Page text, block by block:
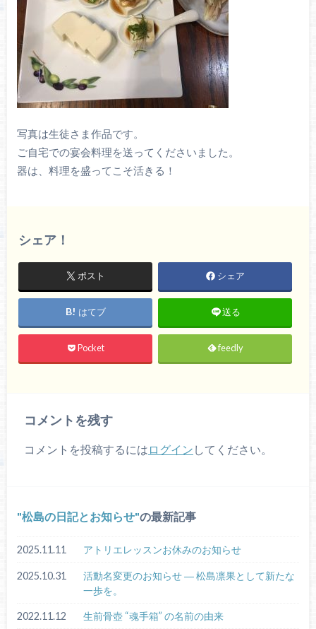
写真は生徒さま作品です。
ご自宅での宴会料理を送ってくださいました。
器は、料理を盛ってこそ活きる！
シェア！
ポスト シェア
はてブ 送る
Pocket feedly
コメントを残す
コメントを投稿するには ログイン してください。
松島の日記とお知らせ の最新記事
2025.11.11 アトリエレッスンお休みのお知らせ
2025.10.31
活動名変更のお知らせ ― 松島凛果として新たな
一歩を。
2022.11.12 生前骨壺 “魂手箱” の名前の由来